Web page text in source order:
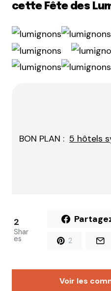
cette Fête des
BON PLAN : 5 hôtels
2
Shar
es 2
Voir les